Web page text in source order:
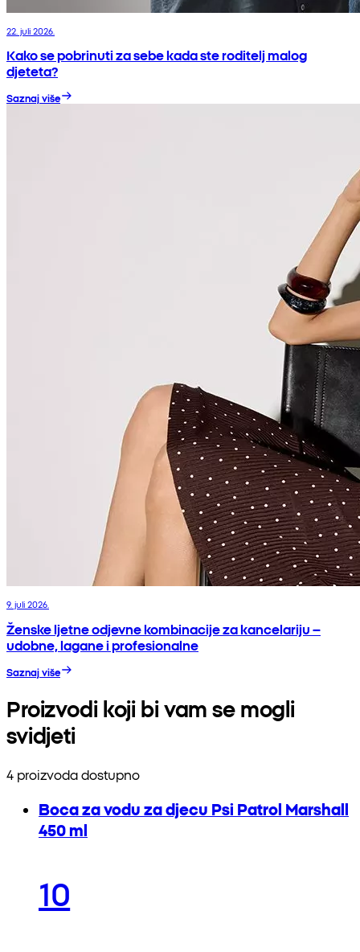
22. juli 2026.
Kako se pobrinuti za sebe kada ste roditelj malog
djeteta?
Saznaj više
9. juli 2026.
Ženske ljetne odjevne kombinacije za kancelariju –
udobne, lagane i profesionalne
Saznaj više
Proizvodi koji bi vam se mogli
svidjeti
4 proizvoda dostupno
Boca za vodu za djecu Psi Patrol Marshall
450 ml
10